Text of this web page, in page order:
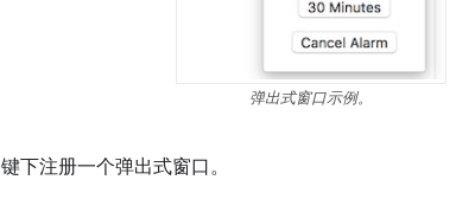
弹出式窗口示例。
键下注册一个弹出式窗口。